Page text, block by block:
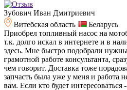
Зубович Иван Дмитриевич
Витебская область
Беларусь
Приобрел топливный насос на
т.к. долго искал в интернете и в
здесь. Мне быстро подобрали
грамотной работе консультанта,
чем говорит. Доставка тоже
запчасть была уже у меня и работа
вам. Если кто будет интересоваться